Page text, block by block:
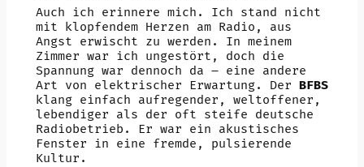
Auch ich erinnere mich. Ich stand nicht
mit klopfendem Herzen am Radio, aus
Angst erwischt zu werden. In meinem
Zimmer war ich ungestört, doch die
Spannung war dennoch da – eine andere
Art von elektrischer Erwartung. Der BFBS
klang einfach aufregender, weltoffener,
lebendiger als der oft steife deutsche
Radiobetrieb. Er war ein akustisches
Fenster in eine fremde, pulsierende
Kultur.